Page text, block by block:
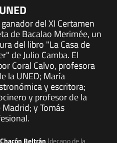
del XI Certamen
de Bacalao Merimée, un
del libro "La Casa de
de Julio Camba. El
Coral Calvo, profesora
la UNED; María
y escritora;
y profesor de la
y Tomás
Beltrán(decano de la